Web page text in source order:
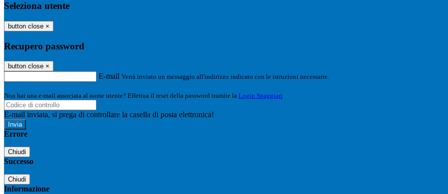
Seleziona utente
button close ×
Recupero password
button close ×
E-mail Verrà inviato un messaggio all'indirizzo indicato con le istruzioni necessarie.
Non hai una e-mail associata al nome utente? Effettua il reset della password tramite la Login Spaggiari
E-mail inviata, si prega di controllare la casella di posta elettronica!
Errore
Chiudi
Successo
Chiudi
Informazione